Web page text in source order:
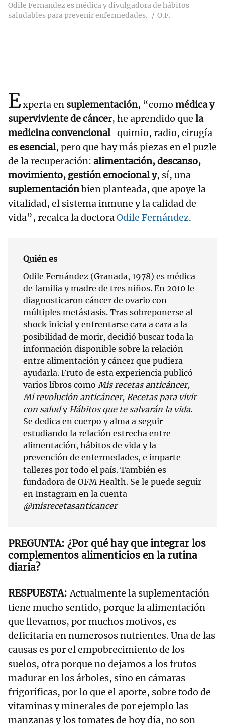
Odile Fernandez es médica y divulgadora de hábitos
saludables para prevenir enfermedades.
O.F.
Experta en suplementación, “como médica y
superviviente de cáncer, he aprendido que la
medicina convencional‒quimio, radio, cirugía‒
es esencial, pero que hay más piezas en el puzle
de la recuperación: alimentación, descanso,
movimiento, gestión emocional y, sí, una
suplementaciónbien planteada, que apoye la
vitalidad, el sistema inmune y la calidad de
vida”, recalca la doctoraOdile Fernández.
Quién es
Odile Fernández (Granada, 1978) es médica
de familia y madre de tres niños. En 2010 le
diagnosticaron cáncer de ovario con
múltiples metástasis. Tras sobreponerse al
shock inicial y enfrentarse cara a cara a la
posibilidad de morir, decidió buscar toda la
información disponible sobre la relación
entre alimentación y cáncer que pudiera
ayudarla. Fruto de esta experiencia publicó
varios libros como Mis recetas anticáncer,
Mi revolución anticáncer, Recetas para vivir
con saludy Hábitos que te salvarán la vida.
Se dedica en cuerpo y alma a seguir
estudiando la relación estrecha entre
alimentación, hábitos de vida y la
prevención de enfermedades, e imparte
talleres por todo el país. También es
fundadora de OFM Health. Se le puede seguir
en Instagram en la cuenta
@misrecetasanticancer
¿Por qué hay que integrar los
complementos alimenticios en la rutina
diaria?
Actualmente la suplementación
tiene mucho sentido, porque la alimentación
que llevamos, por muchos motivos, es
deficitaria en numerosos nutrientes. Una de las
causas es por el empobrecimiento de los
suelos, otra porque no dejamos a los frutos
madurar en los árboles, sino en cámaras
frigoríficas, por lo que el aporte, sobre todo de
vitaminas y minerales de por ejemplo las
manzanas y los tomates de hoy día, no son